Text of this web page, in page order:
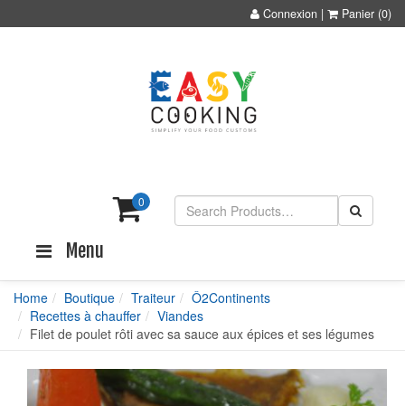
Connexion | Panier (0)
0
Menu
Home Boutique Traiteur
Ô2Continents
Recettes à chauffer
Viandes
Filet de poulet rôti avec sa sauce aux épices et ses légumes